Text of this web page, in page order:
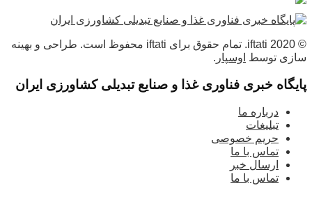
© 2020 iftati. تمام حقوق برای iftati محفوظ است. طراحی و بهینه
سازی توسط اوسپار .
پایگاه خبری فناوری غذا و صنایع تبدیلی کشاورزی ایران
درباره ما
تبلیغات
حریم خصوصی
تماس با ما
ارسال خبر
تماس با ما